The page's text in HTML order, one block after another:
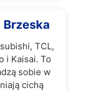
TCL,
i Kaisai. To
sobie w
cichą